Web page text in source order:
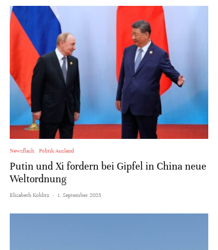
Newsflash Politik Ausland
Putin und Xi fordern bei Gipfel in China neue
Weltordnung
Elisabeth Koblitz · 1. September 2025